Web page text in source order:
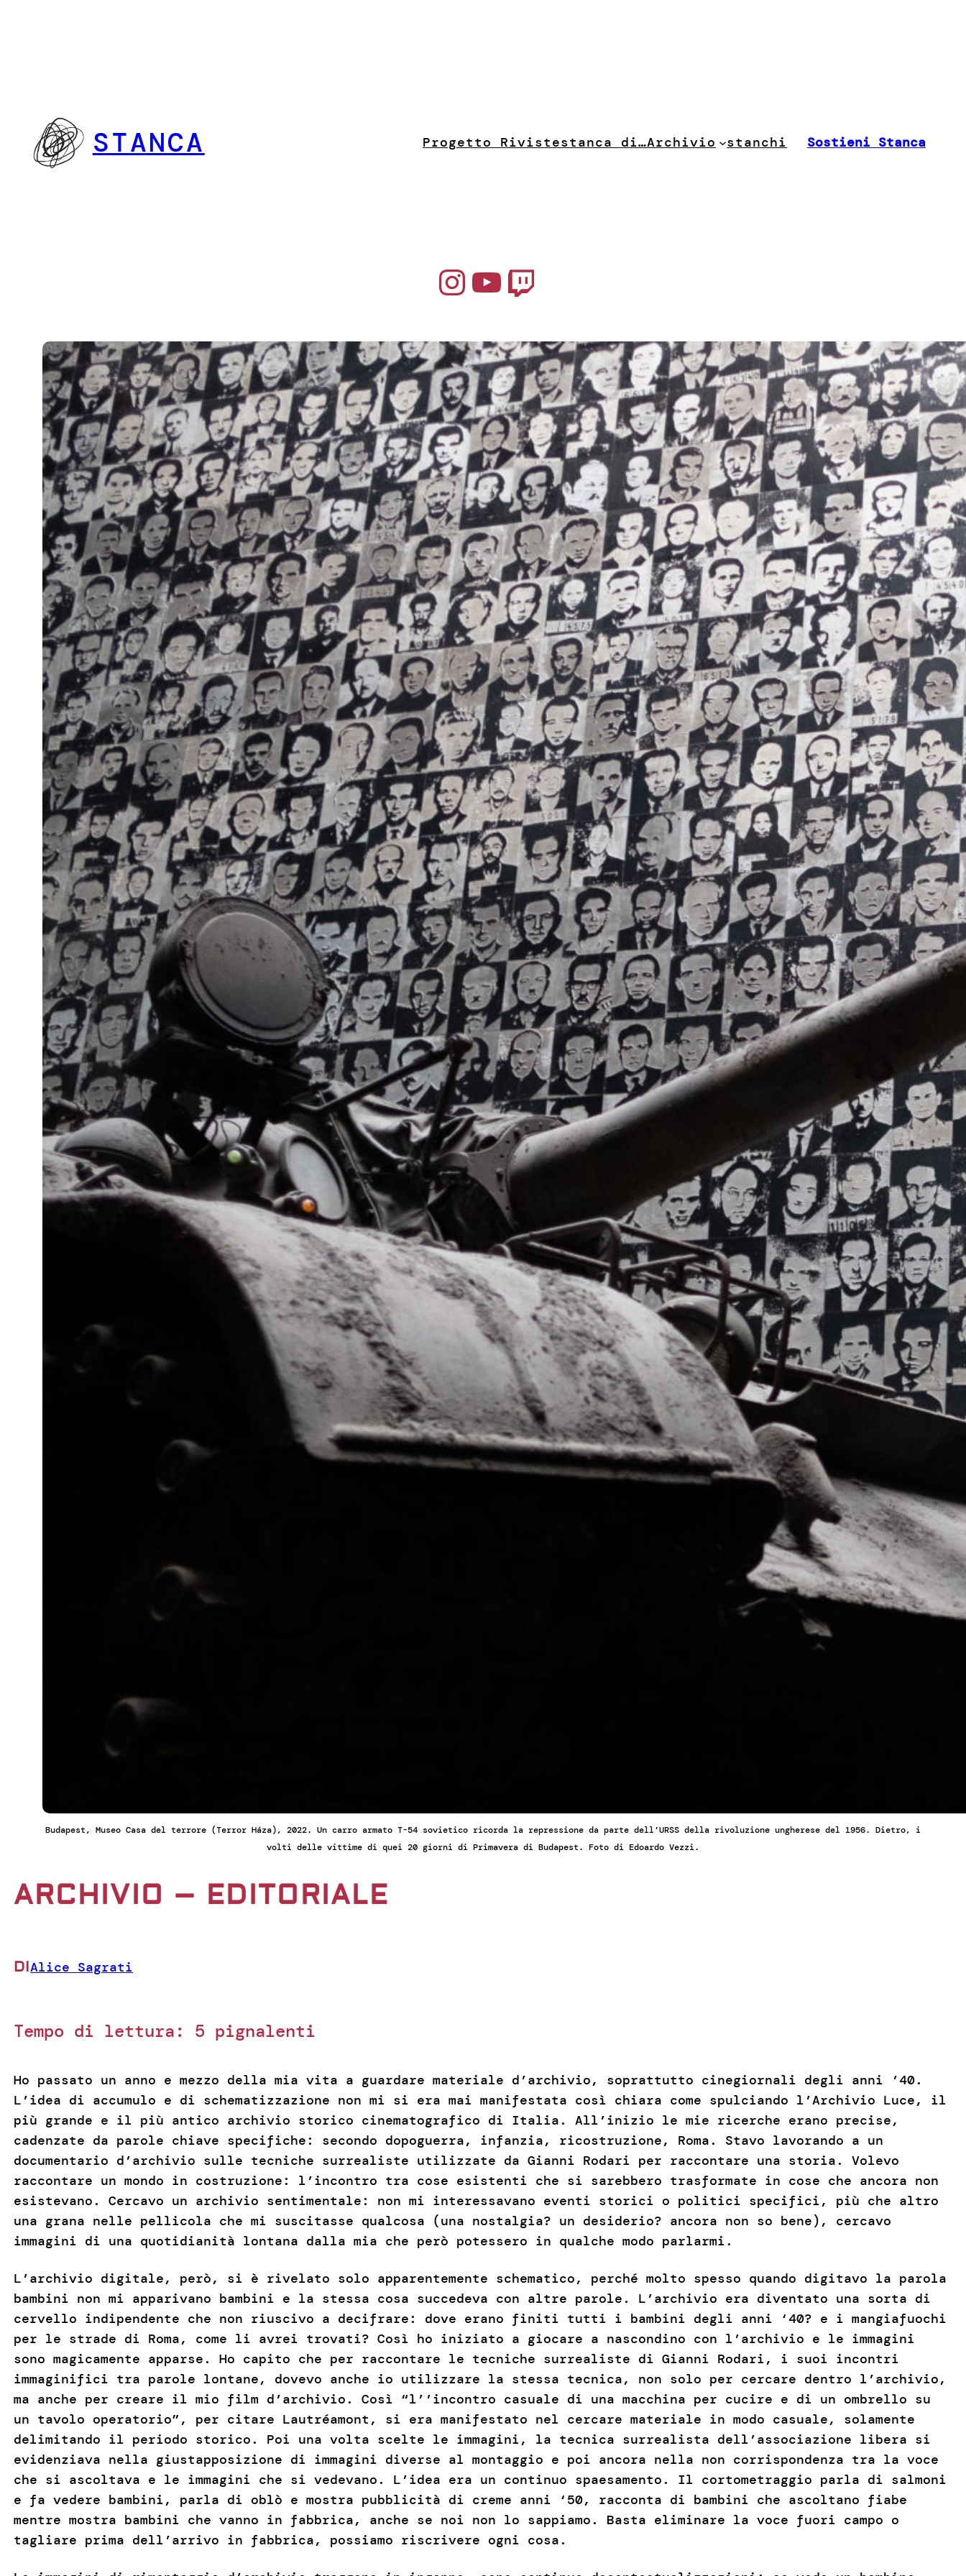
STANCA Progetto Rivistestanca di…Archivio stanchi Sostieni Stanca
Instagram YouTube Twitch
Budapest, Museo Casa del terrore (Terror Háza), 2022. Un carro armato T-54 sovietico ricorda la repressione da parte dell’URSS della rivoluzione ungherese del 1956. Dietro, i
volti delle vittime di quei 20 giorni di Primavera di Budapest. Foto di Edoardo Vezzi.
ARCHIVIO – EDITORIALE
DIAlice Sagrati
Tempo di lettura: 5 pignalenti
Ho passato un anno e mezzo della mia vita a guardare materiale d’archivio, soprattutto cinegiornali degli anni ’40.
L’idea di accumulo e di schematizzazione non mi si era mai manifestata così chiara come spulciando l’Archivio Luce, il
più grande e il più antico archivio storico cinematografico di Italia. All’inizio le mie ricerche erano precise,
cadenzate da parole chiave specifiche: secondo dopoguerra, infanzia, ricostruzione, Roma. Stavo lavorando a un
documentario d’archivio sulle tecniche surrealiste utilizzate da Gianni Rodari per raccontare una storia. Volevo
raccontare un mondo in costruzione: l’incontro tra cose esistenti che si sarebbero trasformate in cose che ancora non
esistevano. Cercavo un archivio sentimentale: non mi interessavano eventi storici o politici specifici, più che altro
una grana nelle pellicola che mi suscitasse qualcosa (una nostalgia? un desiderio? ancora non so bene), cercavo
immagini di una quotidianità lontana dalla mia che però potessero in qualche modo parlarmi.
L’archivio digitale, però, si è rivelato solo apparentemente schematico, perché molto spesso quando digitavo la parola
bambini non mi apparivano bambini e la stessa cosa succedeva con altre parole. L’archivio era diventato una sorta di
cervello indipendente che non riuscivo a decifrare: dove erano finiti tutti i bambini degli anni ‘40? e i mangiafuochi
per le strade di Roma, come li avrei trovati? Così ho iniziato a giocare a nascondino con l’archivio e le immagini
sono magicamente apparse. Ho capito che per raccontare le tecniche surrealiste di Gianni Rodari, i suoi incontri
immaginifici tra parole lontane, dovevo anche io utilizzare la stessa tecnica, non solo per cercare dentro l’archivio,
ma anche per creare il mio film d’archivio. Così “l’’incontro casuale di una macchina per cucire e di un ombrello su
un tavolo operatorio”, per citare Lautréamont, si era manifestato nel cercare materiale in modo casuale, solamente
delimitando il periodo storico. Poi una volta scelte le immagini, la tecnica surrealista dell’associazione libera si
evidenziava nella giustapposizione di immagini diverse al montaggio e poi ancora nella non corrispondenza tra la voce
che si ascoltava e le immagini che si vedevano. L’idea era un continuo spaesamento. Il cortometraggio parla di salmoni
e fa vedere bambini, parla di oblò e mostra pubblicità di creme anni ‘50, racconta di bambini che ascoltano fiabe
mentre mostra bambini che vanno in fabbrica, anche se noi non lo sappiamo. Basta eliminare la voce fuori campo o
tagliare prima dell’arrivo in fabbrica, possiamo riscrivere ogni cosa.